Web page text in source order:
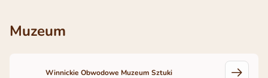
Muzeum
Winnickie Obwodowe Muzeum Sztuki